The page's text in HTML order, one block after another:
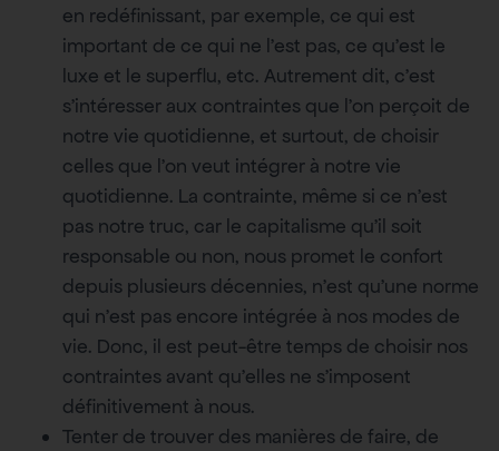
en redéfinissant, par exemple, ce qui est
important de ce qui ne l’est pas, ce qu’est le
luxe et le superflu, etc. Autrement dit, c’est
s’intéresser aux contraintes que l’on perçoit de
notre vie quotidienne, et surtout, de choisir
celles que l’on veut intégrer à notre vie
quotidienne. La contrainte, même si ce n’est
pas notre truc, car le capitalisme qu’il soit
responsable ou non, nous promet le confort
depuis plusieurs décennies, n’est qu’une norme
qui n’est pas encore intégrée à nos modes de
vie. Donc, il est peut-être temps de choisir nos
contraintes avant qu’elles ne s’imposent
définitivement à nous.
Tenter de trouver des manières de faire, de